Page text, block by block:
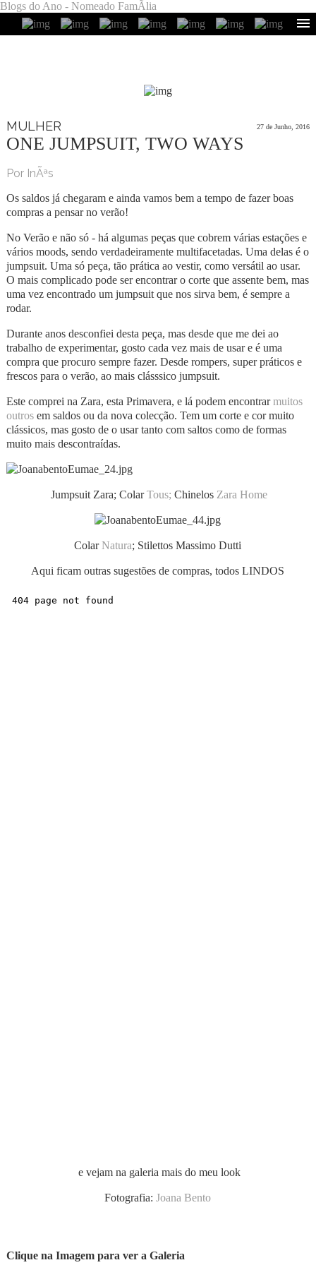
Blogs do Ano - Nomeado FamÃ­lia
MULHER 27 de Junho, 2016
ONE JUMPSUIT, TWO WAYS
Por InÃªs
Os saldos já chegaram e ainda vamos bem a tempo de fazer boas
compras a pensar no verão!
No Verão e não só - há algumas peças que cobrem várias estações e
vários moods, sendo verdadeiramente multifacetadas. Uma delas é o
jumpsuit. Uma só peça, tão prática ao vestir, como versátil ao usar.
O mais complicado pode ser encontrar o corte que assente bem, mas
uma vez encontrado um jumpsuit que nos sirva bem, é sempre a
rodar.
Durante anos desconfiei desta peça, mas desde que me dei ao
trabalho de experimentar, gosto cada vez mais de usar e é uma
compra que procuro sempre fazer. Desde rompers, super práticos e
frescos para o verão, ao mais clásssico jumpsuit.
Este comprei na Zara, esta Primavera, e lá podem encontrarmuitos
outrosem saldos ou da nova colecção. Tem um corte e cor muito
clássicos, mas gosto de o usar tanto com saltos como de formas
muito mais descontraídas.
Jumpsuit Zara; ColarTous; Chinelos Zara Home
ColarNatura; Stilettos Massimo Dutti
Aqui ficam outras sugestões de compras, todos LINDOS
e vejam na galeria mais do meu look
Fotografia: Joana Bento
Clique na Imagem para ver a Galeria